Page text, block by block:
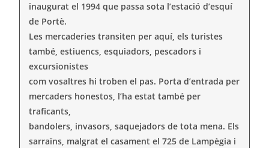
inaugurat el 1994 que passa sota l’estació d’esquí
de Portè.
Les mercaderies transiten per aquí, els turistes
també, estiuencs, esquiadors, pescadors i
excursionistes
com vosaltres hi troben el pas. Porta d’entrada per
mercaders honestos, l’ha estat també per
traficants,
bandolers, invasors, saquejadors de tota mena. Els
sarraïns, malgrat el casament el 725 de Lampègia i